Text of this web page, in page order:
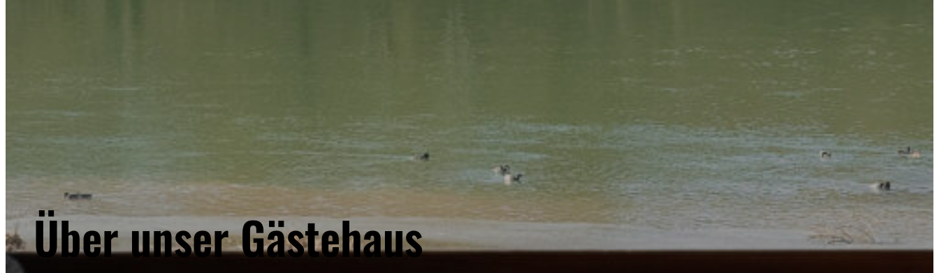
Über unser Gästehaus